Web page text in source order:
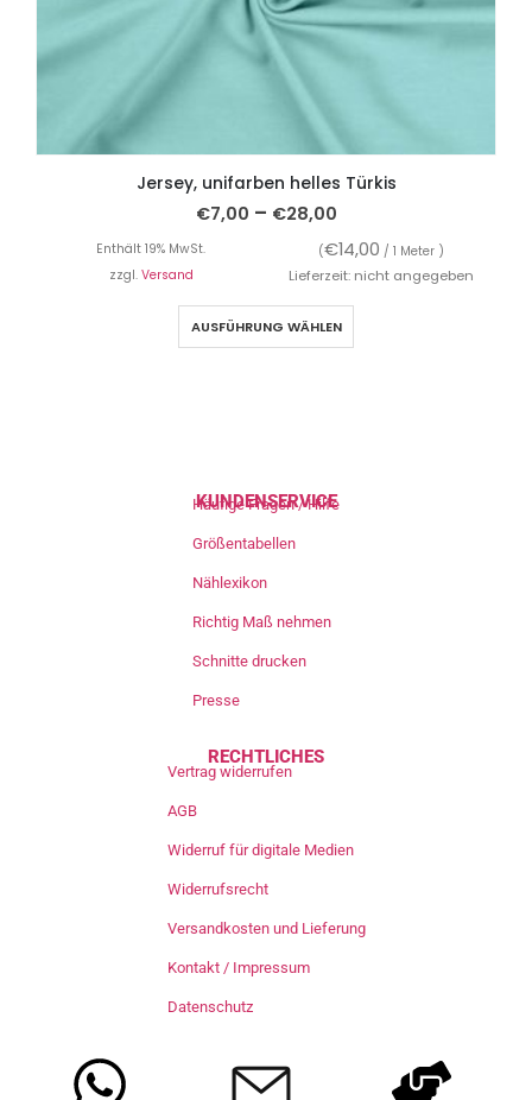
Jersey, unifarben helles Türkis
€7,00 – €28,00
Enthält 19% MwSt. (€14,00 / 1 Meter )
zzgl. Versand Lieferzeit: nicht angegeben
AUSFÜHRUNG WÄHLEN
KUNDENSERVICE
Häufige Fragen / Hilfe
Größentabellen
Nählexikon
Richtig Maß nehmen
Schnitte drucken
Presse
RECHTLICHES
Vertrag widerrufen
AGB
Widerruf für digitale Medien
Widerrufsrecht
Versandkosten und Lieferung
Kontakt / Impressum
Datenschutz